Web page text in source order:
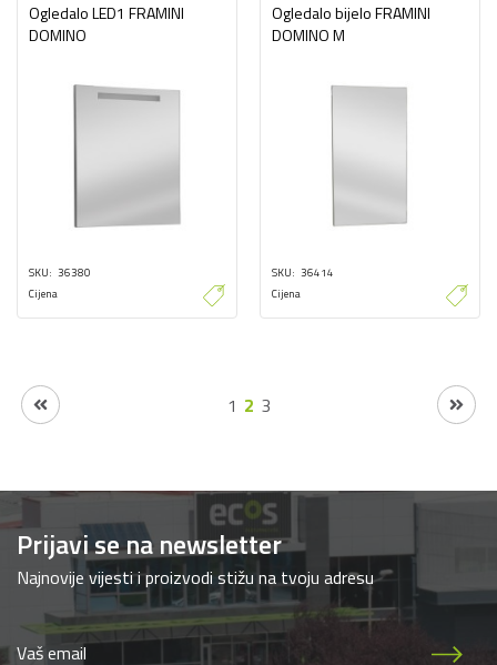
Ogledalo LED1 FRAMINI
DOMINO
SKU 36380
Cijena
Ogledalo bijelo FRAMINI
DOMINO M
SKU 36414
Cijena
1 2 3
Prijavi se na newsletter
Najnovije vijesti i proizvodi stižu na tvoju adresu